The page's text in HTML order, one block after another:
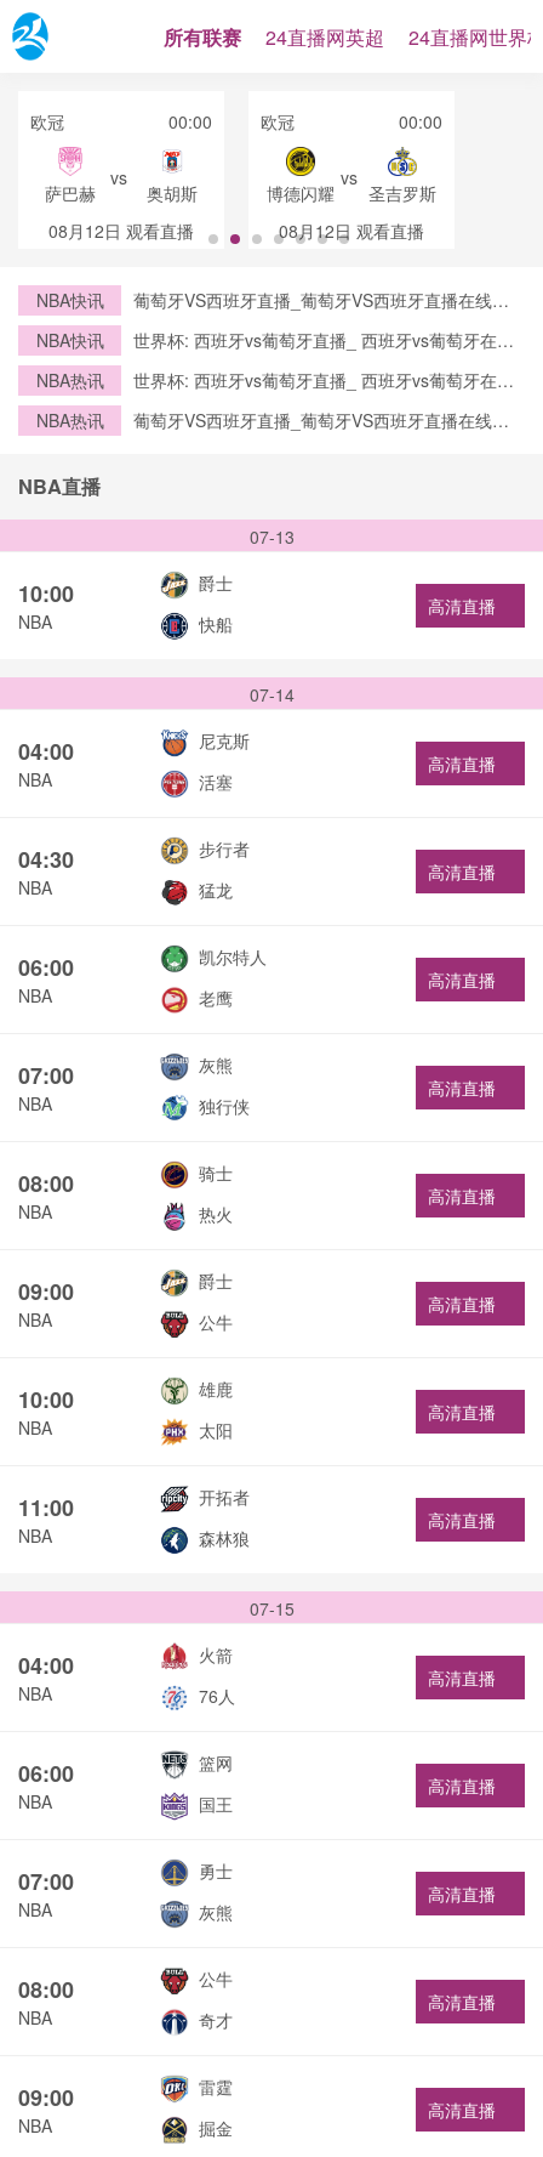
所有联赛 24直播网英超 24直播网世界
欧冠 00:00
萨巴赫
vs
奥胡斯
08月12日 观看直播
欧冠 00:00
博德闪耀
vs
圣吉罗斯
08月12日 观看直播
NBA快讯
葡萄牙VS西班牙直播_葡萄牙VS西班牙直播在线观
NBA快讯
世界杯: 西班牙vs葡萄牙直播_ 西班牙vs葡萄牙在线
NBA热讯
世界杯: 西班牙vs葡萄牙直播_ 西班牙vs葡萄牙在线
NBA热讯
葡萄牙VS西班牙直播_葡萄牙VS西班牙直播在线观
NBA直播
07-13
10:00
NBA
爵士
快船
高清直播
07-14
04:00
NBA
尼克斯
活塞
高清直播
04:30
NBA
步行者
猛龙
高清直播
06:00
NBA
凯尔特人
老鹰
高清直播
07:00
NBA
灰熊
独行侠
高清直播
08:00
NBA
骑士
热火
高清直播
09:00
NBA
爵士
公牛
高清直播
10:00
NBA
雄鹿
太阳
高清直播
11:00
NBA
开拓者
森林狼
高清直播
07-15
04:00
NBA
火箭
76人
高清直播
06:00
NBA
篮网
国王
高清直播
07:00
NBA
勇士
灰熊
高清直播
08:00
NBA
公牛
奇才
高清直播
09:00
NBA
雷霆
掘金
高清直播